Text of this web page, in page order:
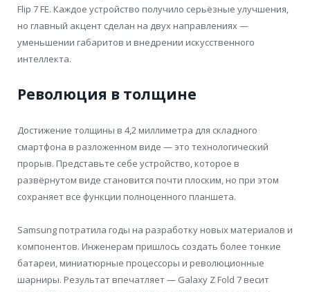
Flip 7 FE. Каждое устройство получило серьёзные улучшения,
но главный акцент сделан на двух направлениях —
уменьшении габаритов и внедрении искусственного
интеллекта.
Революция в толщине
Достижение толщины в 4,2 миллиметра для складного
смартфона в разложенном виде — это технологический
прорыв. Представьте себе устройство, которое в
развёрнутом виде становится почти плоским, но при этом
сохраняет все функции полноценного планшета.
Samsung потратила годы на разработку новых материалов и
компонентов. Инженерам пришлось создать более тонкие
батареи, миниатюрные процессоры и революционные
шарниры. Результат впечатляет — Galaxy Z Fold 7 весит